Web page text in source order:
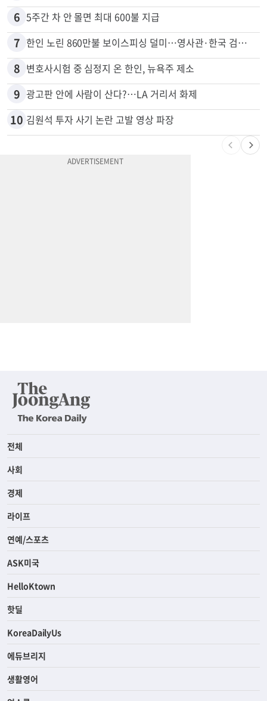
6 5주간 차 안 몰면 최대 600불 지급
7 한인 노린 860만불 보이스피싱 덜미…영사관·한국 검찰 사칭
8 변호사시험 중 심정지 온 한인, 뉴욕주 제소
9 광고판 안에 사람이 산다?…LA 거리서 화제
10 김원석 투자 사기 논란 고발 영상 파장
전체
사회
경제
라이프
연예/스포츠
ASK미국
HelloKtown
핫딜
KoreaDailyUs
에듀브리지
생활영어